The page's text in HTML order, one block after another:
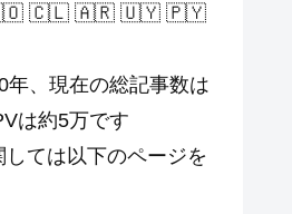
🇨🇱 🇦🇷 🇺🇾 🇵🇾
年、現在の総記事数は
は約5万です
ては以下のページを